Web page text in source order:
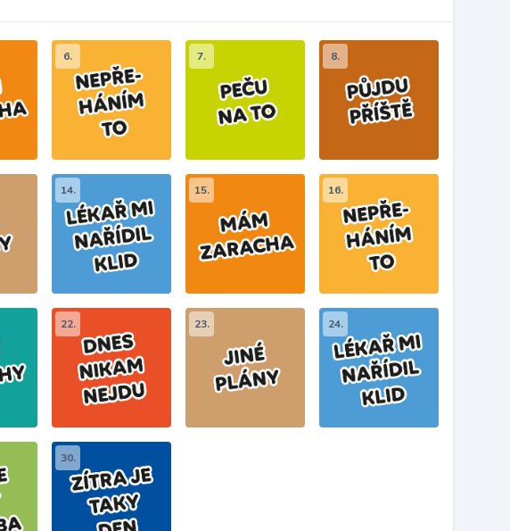
6. 7. 8.
14. 15. 16.
22. 23. 24.
30.